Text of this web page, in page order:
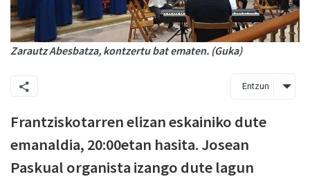
Zarautz Abesbatza, kontzertu bat ematen. (Guka)
Entzun
Frantziskotarren elizan eskainiko dute
emanaldia, 20:00etan hasita. Josean
Paskual organista izango dute lagun